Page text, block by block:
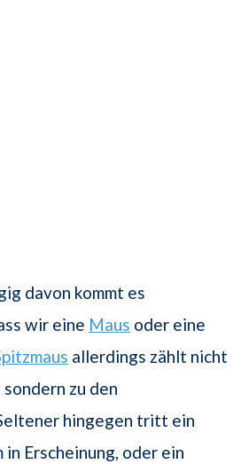
davon kommt es
wir eine Maus oder eine
allerdings zählt nicht
zu den
hingegen tritt ein
in Erscheinung, oder ein